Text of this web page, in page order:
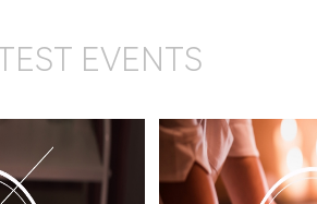
EVENTS